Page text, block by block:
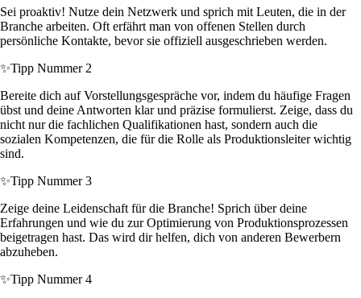
Sei proaktiv! Nutze dein Netzwerk und sprich mit Leuten, die in der
Branche arbeiten. Oft erfährt man von offenen Stellen durch
persönliche Kontakte, bevor sie offiziell ausgeschrieben werden.
✨Tipp Nummer 2
Bereite dich auf Vorstellungsgespräche vor, indem du häufige Fragen
übst und deine Antworten klar und präzise formulierst. Zeige, dass du
nicht nur die fachlichen Qualifikationen hast, sondern auch die
sozialen Kompetenzen, die für die Rolle als Produktionsleiter wichtig
sind.
✨Tipp Nummer 3
Zeige deine Leidenschaft für die Branche! Sprich über deine
Erfahrungen und wie du zur Optimierung von Produktionsprozessen
beigetragen hast. Das wird dir helfen, dich von anderen Bewerbern
abzuheben.
✨Tipp Nummer 4